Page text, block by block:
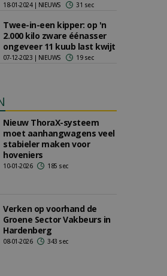
18-01-2024 | NIEUWS 31 sec
Twee-in-een kipper: op 'n
2.000 kilo zware éénasser
ongeveer 11 kuub last kwijt
07-12-2023 | NIEUWS 19 sec
Nieuw ThoraX-systeem
moet aanhangwagens veel
stabieler maken voor
hoveniers
10-01-2026 185 sec
Verken op voorhand de
Groene Sector Vakbeurs in
Hardenberg
08-01-2026 343 sec